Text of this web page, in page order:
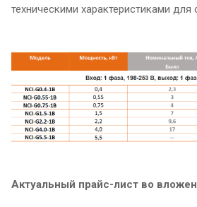
техническими характеристиками для
Актуальный прайс-лист во